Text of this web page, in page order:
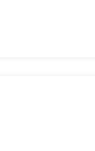
do mercado.
e dApps.